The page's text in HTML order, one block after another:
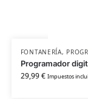
FONTANERÍA,
Programador
29,99€ Impuestos